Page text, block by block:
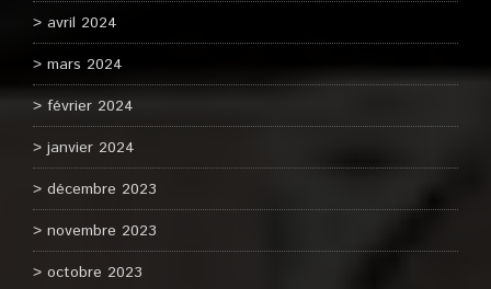
avril 2024
mars 2024
février 2024
janvier 2024
décembre 2023
novembre 2023
octobre 2023